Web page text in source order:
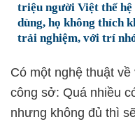
triệu người Việt thế
dùng, họ không thích
trải nghiệm, với trí
Có một nghệ thuật
công sở: Quá nhiều
nhưng không đủ thì